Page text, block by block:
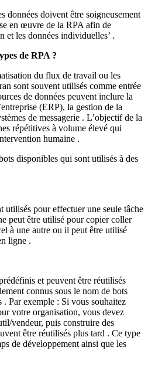
données doivent être soigneusement
en œuvre de la RPA afin de
et les données individuelles’ .
de RPA ?
du flux de travail ou les
sont souvent utilisés comme entrée
de données peuvent inclure la
(ERP), la gestion de la
de messagerie . L’objectif de la
répétitives à volume élevé qui
humaine .
disponibles qui sont utilisés à des
utilisés pour effectuer une seule tâche
peut être utilisé pour copier coller
à une autre ou il peut être utilisé
ligne .
et peuvent être réutilisés
connus sous le nom de bots
Par exemple : Si vous souhaitez
votre organisation, vous devez
vendeur, puis construire des
être réutilisés plus tard . Ce type
de développement ainsi que les